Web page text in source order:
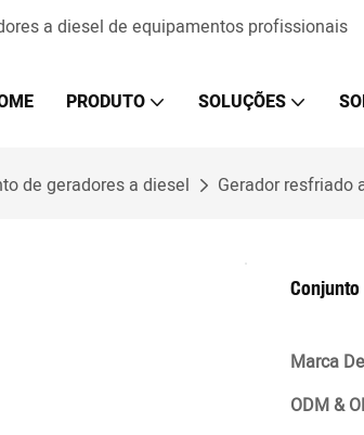
a diesel de equipamentos profissionais
PRODUTO SOLUÇÕES
de geradores a diesel Gerador resfriado
Conjunto
Marca
ODM &